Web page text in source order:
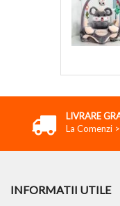
LIVRARE
La Comenzi
INFORMATII UTILE